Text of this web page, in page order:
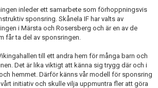
inleder ett samarbete som förhoppningsvis
sponsring. Skånela IF har valts av
i Märsta och Rosersberg och är en av de
får ta del av sponsringen.
till ett andra hem för många barn och
Det är lika viktigt att känna sig trygg där och i
hemmet. Därför känns vår modell för sponsring
initiativ och skulle vilja uppmuntra fler att göra